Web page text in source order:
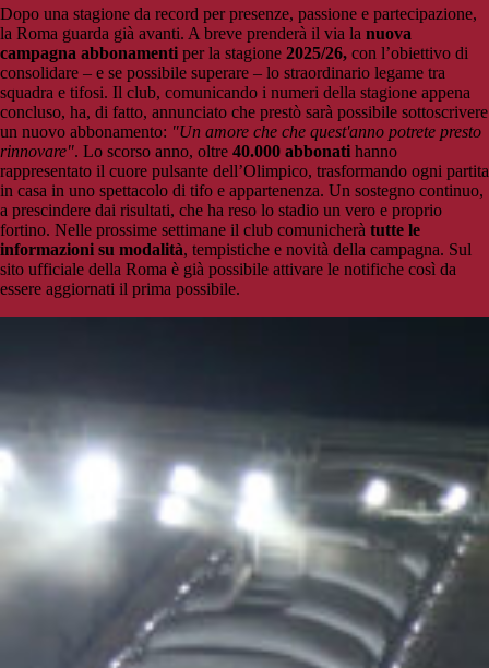
Dopo una stagione da record per presenze, passione e partecipazione,
la Roma guarda già avanti. A breve prenderà il via la nuova
campagna abbonamenti per la stagione 2025/26, con l’obiettivo di
consolidare – e se possibile superare – lo straordinario legame tra
squadra e tifosi. Il club, comunicando i numeri della stagione appena
concluso, ha, di fatto, annunciato che prestò sarà possibile sottoscrivere
un nuovo abbonamento: "Un amore che che quest'anno potrete presto
rinnovare". Lo scorso anno, oltre 40.000 abbonati hanno
rappresentato il cuore pulsante dell’Olimpico, trasformando ogni partita
in casa in uno spettacolo di tifo e appartenenza. Un sostegno continuo,
a prescindere dai risultati, che ha reso lo stadio un vero e proprio
fortino. Nelle prossime settimane il club comunicherà tutte le
informazioni su modalità, tempistiche e novità della campagna. Sul
sito ufficiale della Roma è già possibile attivare le notifiche così da
essere aggiornati il prima possibile.